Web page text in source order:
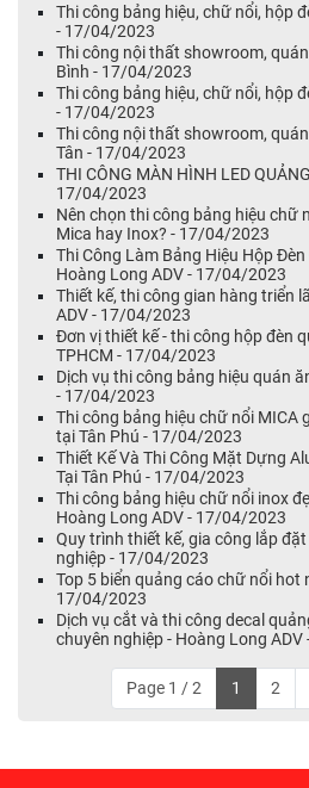
Thi công bảng hiệu, chữ nổi, hộp
- 17/04/2023
Thi công nội thất showroom,
Bình - 17/04/2023
Thi công bảng hiệu, chữ nổi, hộp
- 17/04/2023
Thi công nội thất showroom,
Tân - 17/04/2023
THI CÔNG MÀN HÌNH LED
17/04/2023
Nên chọn thi công bảng hiệu chữ
Mica hay Inox? - 17/04/2023
Thi Công Làm Bảng Hiệu Hộp
Hoàng Long ADV - 17/04/2023
Thiết kế, thi công gian hàng triển
ADV - 17/04/2023
Đơn vị thiết kế - thi công hộp đèn
TPHCM - 17/04/2023
Dịch vụ thi công bảng hiệu quán
- 17/04/2023
Thi công bảng hiệu chữ nổi MICA
tại Tân Phú - 17/04/2023
Thiết Kế Và Thi Công Mặt Dựng
Tại Tân Phú - 17/04/2023
Thi công bảng hiệu chữ nổi inox
Hoàng Long ADV - 17/04/2023
Quy trình thiết kế, gia công lắp
nghiệp - 17/04/2023
Top 5 biển quảng cáo chữ nổi hot
17/04/2023
Dịch vụ cắt và thi công decal
chuyên nghiệp - Hoàng Long
Page 1 / 2 1 2